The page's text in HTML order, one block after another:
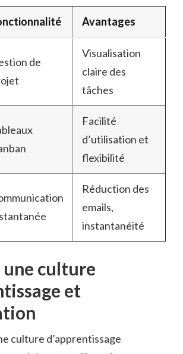
Avantages
de
Visualisation
claire des
tâches
Facilité
d’utilisation et
flexibilité
Réduction des
emails,
instantanéité
culture
et
culture d’apprentissage